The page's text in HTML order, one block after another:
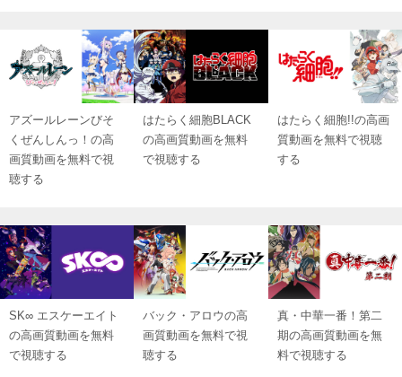
アズールレーンびそ
くぜんしんっ！の高
画質動画を無料で視
聴する
はたらく細胞BLACK
の高画質動画を無料
で視聴する
はたらく細胞!!の高画
質動画を無料で視聴
する
SK∞ エスケーエイト
の高画質動画を無料
で視聴する
バック・アロウの高
画質動画を無料で視
聴する
真・中華一番！第二
期の高画質動画を無
料で視聴する